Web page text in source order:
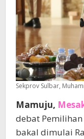
Sekprov Sulbar,
Mamuju,
debat
bakal dimulai